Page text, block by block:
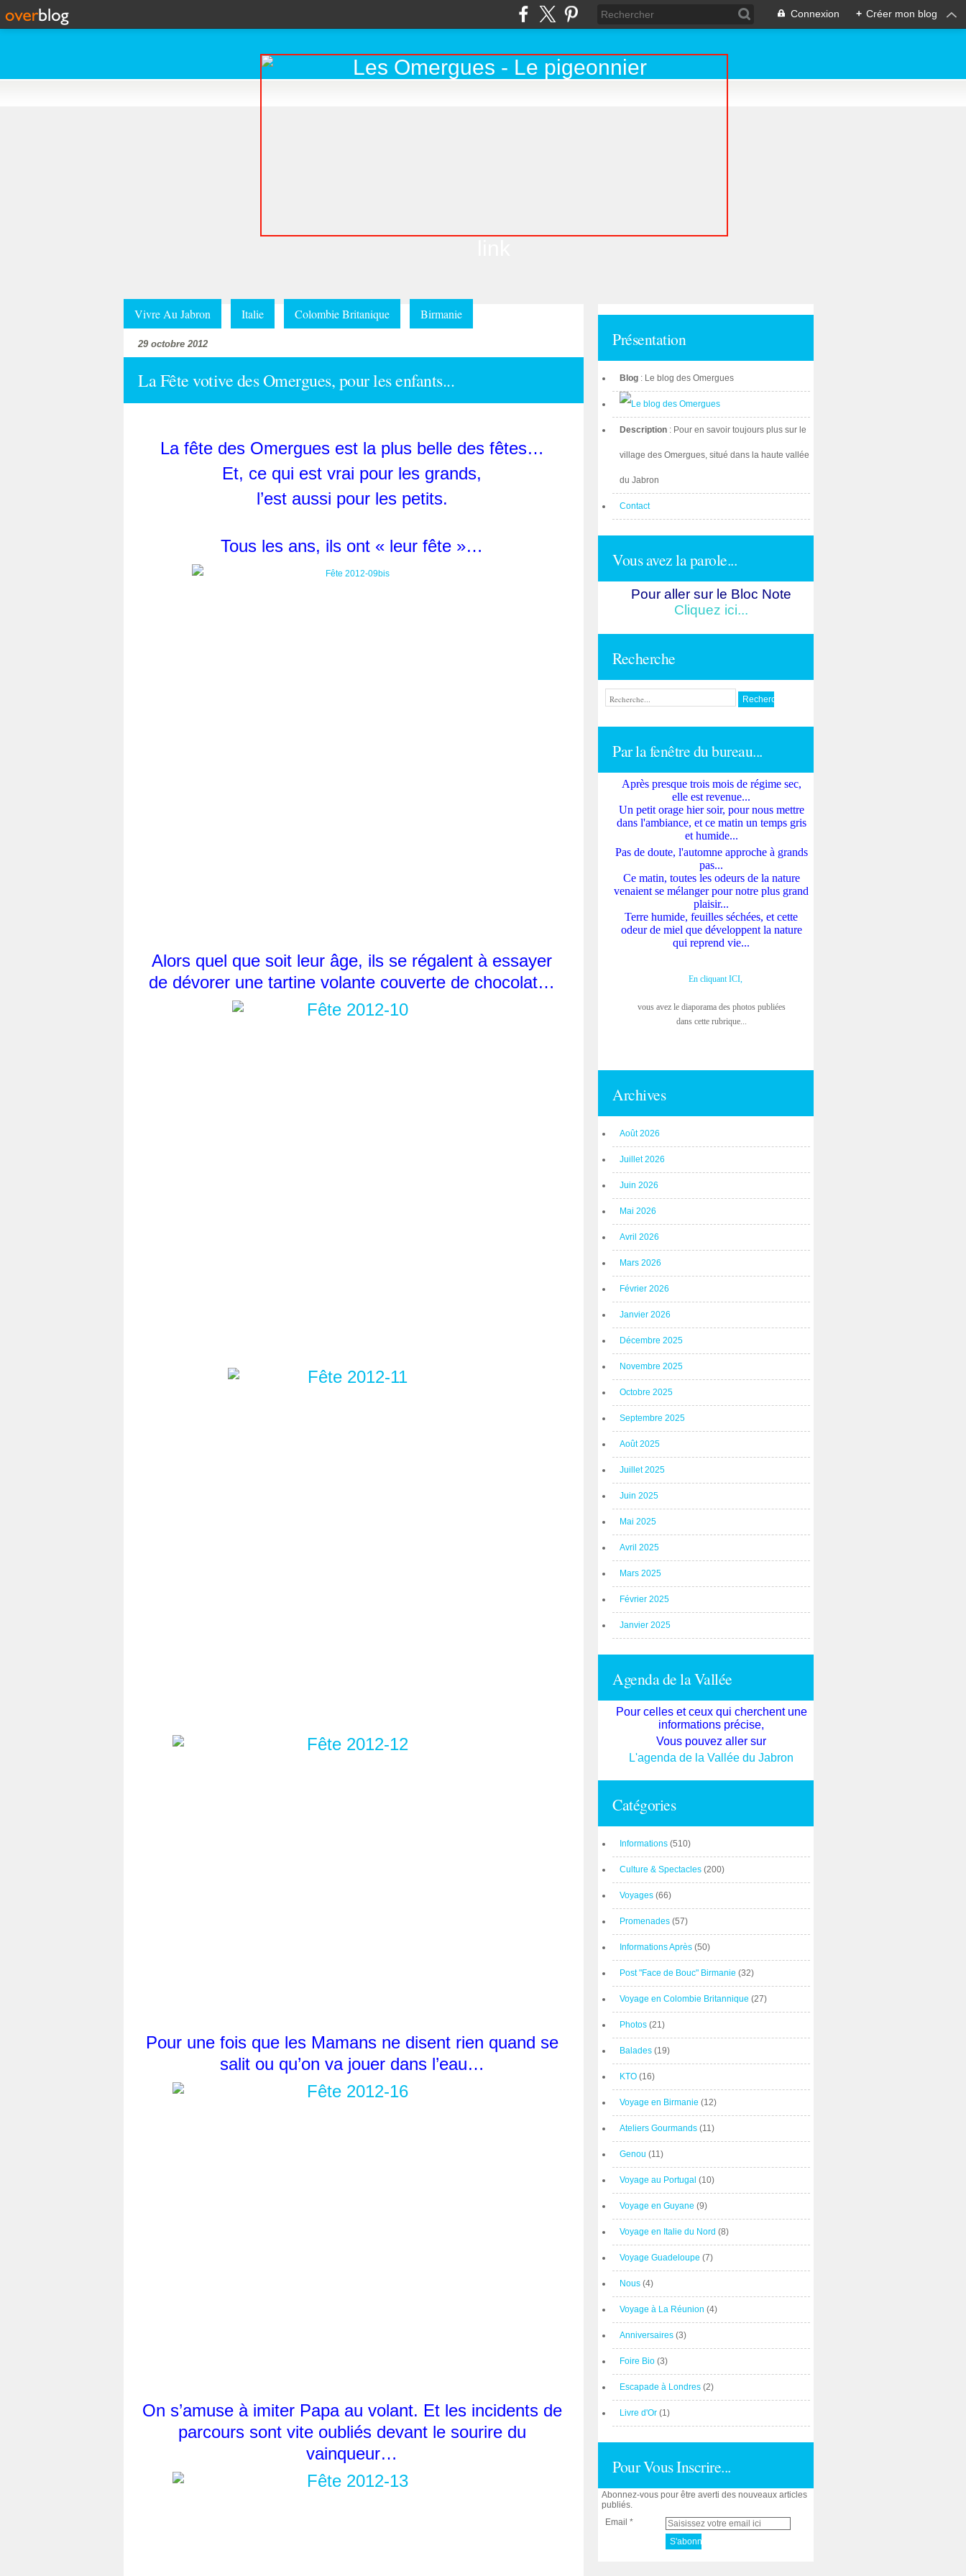
Connexion + Créer mon blog
Vivre Au Jabron Italie Colombie Britanique Birmanie
29 octobre 2012
La Fête votive des Omergues, pour les enfants...
La fête des Omergues est la plus belle des fêtes…
Et, ce qui est vrai pour les grands,
l’est aussi pour les petits.
Tous les ans, ils ont « leur fête »…
Alors quel que soit leur âge, ils se régalent à essayer
de dévorer une tartine volante couverte de chocolat…
Pour une fois que les Mamans ne disent rien quand se
salit ou qu’on va jouer dans l’eau…
On s’amuse à imiter Papa au volant. Et les incidents de
parcours sont vite oubliés devant le sourire du
vainqueur…
Présentation
Blog : Le blog des Omergues
Description : Pour en savoir toujours plus sur le
village des Omergues, situé dans la haute vallée
du Jabron
Contact
Vous avez la parole...
Pour aller sur le Bloc Note
Cliquez ici...
Recherche
Par la fenêtre du bureau...
Après presque trois mois de régime sec,
elle est revenue...
Un petit orage hier soir, pour nous mettre
dans l'ambiance, et ce matin un temps gris
et humide...
Pas de doute, l'automne approche à grands
pas...
Ce matin, toutes les odeurs de la nature
venaient se mélanger pour notre plus grand
plaisir...
Terre humide, feuilles séchées, et cette
odeur de miel que développent la nature
qui reprend vie...
En cliquant ICI,
vous avez le diaporama des photos publiées
dans cette rubrique...
Archives
Août 2026
Juillet 2026
Juin 2026
Mai 2026
Avril 2026
Mars 2026
Février 2026
Janvier 2026
Décembre 2025
Novembre 2025
Octobre 2025
Septembre 2025
Août 2025
Juillet 2025
Juin 2025
Mai 2025
Avril 2025
Mars 2025
Février 2025
Janvier 2025
Agenda de la Vallée
Pour celles et ceux qui cherchent une
informations précise,
Vous pouvez aller sur
L'agenda de la Vallée du Jabron
Catégories
Informations (510)
Culture & Spectacles (200)
Voyages (66)
Promenades (57)
Informations Après (50)
Post "Face de Bouc" Birmanie (32)
Voyage en Colombie Britannique (27)
Photos (21)
Balades (19)
KTO (16)
Voyage en Birmanie (12)
Ateliers Gourmands (11)
Genou (11)
Voyage au Portugal (10)
Voyage en Guyane (9)
Voyage en Italie du Nord (8)
Voyage Guadeloupe (7)
Nous (4)
Voyage à La Réunion (4)
Anniversaires (3)
Foire Bio (3)
Escapade à Londres (2)
Livre d'Or (1)
Pour Vous Inscrire...
Abonnez-vous pour être averti des nouveaux articles
publiés.
Email